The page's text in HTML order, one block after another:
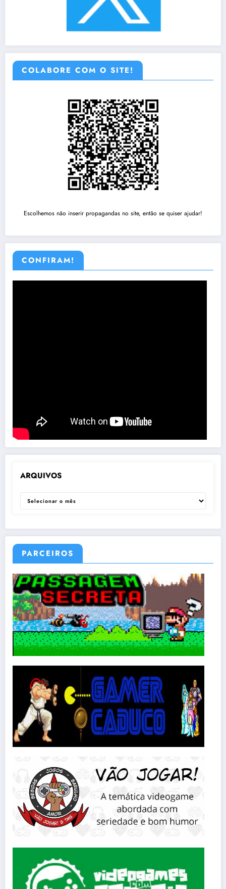
COLABORE COM O SITE!
Escolhemos não inserir propagandas no site, então se quiser ajudar!
CONFIRAM!
ARQUIVOS
ARQUIVOS
PARCEIROS